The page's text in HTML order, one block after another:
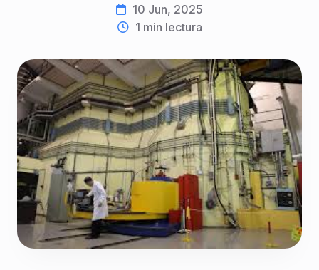
10 Jun, 2025
1 min lectura